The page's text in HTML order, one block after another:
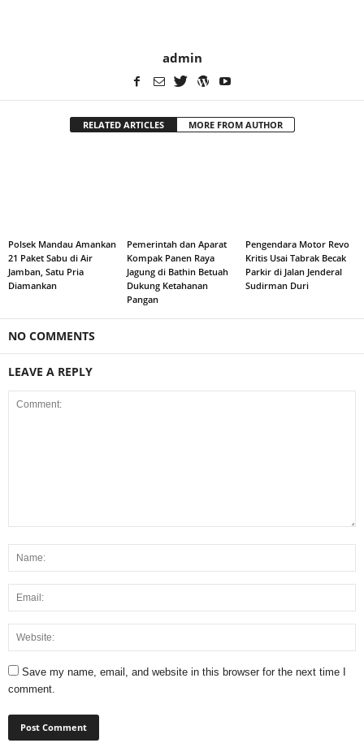
admin
RELATED ARTICLES MORE FROM AUTHOR
Polsek Mandau Amankan
21 Paket Sabu di Air
Jamban, Satu Pria
Diamankan
Pemerintah dan Aparat
Kompak Panen Raya
Jagung di Bathin Betuah
Dukung Ketahanan
Pangan
Pengendara Motor Revo
Kritis Usai Tabrak Becak
Parkir di Jalan Jenderal
Sudirman Duri
NO COMMENTS
LEAVE A REPLY
Save my name, email, and website in this browser for the next time I
comment.